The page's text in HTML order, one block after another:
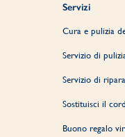
Servizi
Cura e pulizia
Servizio di
Servizio di
Sostituisci il
Buono regalo